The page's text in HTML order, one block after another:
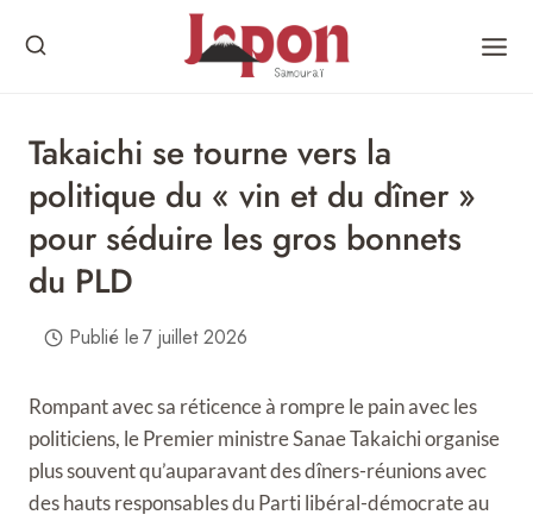
Takaichi se tourne vers la
politique du « vin et du dîner »
pour séduire les gros bonnets
du PLD
Publié le7 juillet 2026
Rompant avec sa réticence à rompre le pain avec les
politiciens, le Premier ministre Sanae Takaichi organise
plus souvent qu’auparavant des dîners-réunions avec
des hauts responsables du Parti libéral-démocrate au